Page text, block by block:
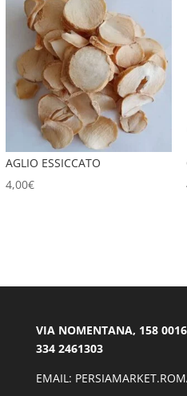
AGLIO ESSICCATO
4,00€
VIA NOMENTANA, 158
334 2461303
EMAIL: